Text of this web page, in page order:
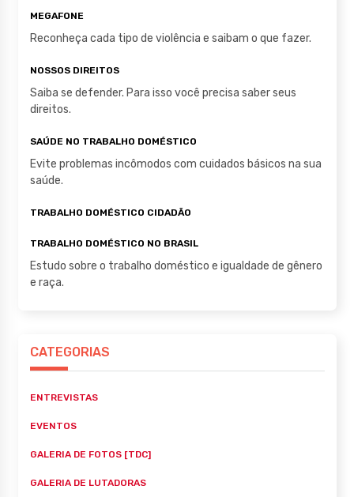
MEGAFONE
Reconheça cada tipo de violência e saibam o que fazer.
NOSSOS DIREITOS
Saiba se defender. Para isso você precisa saber seus
direitos.
SAÚDE NO TRABALHO DOMÉSTICO
Evite problemas incômodos com cuidados básicos na sua
saúde.
TRABALHO DOMÉSTICO CIDADÃO
TRABALHO DOMÉSTICO NO BRASIL
Estudo sobre o trabalho doméstico e igualdade de gênero
e raça.
CATEGORIAS
ENTREVISTAS
EVENTOS
GALERIA DE FOTOS [TDC]
GALERIA DE LUTADORAS